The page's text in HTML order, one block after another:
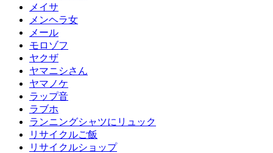
メイサ
メンヘラ女
メール
モロゾフ
ヤクザ
ヤマニシさん
ヤマノケ
ラップ音
ラブホ
ランニングシャツにリュック
リサイクルご飯
リサイクルショップ